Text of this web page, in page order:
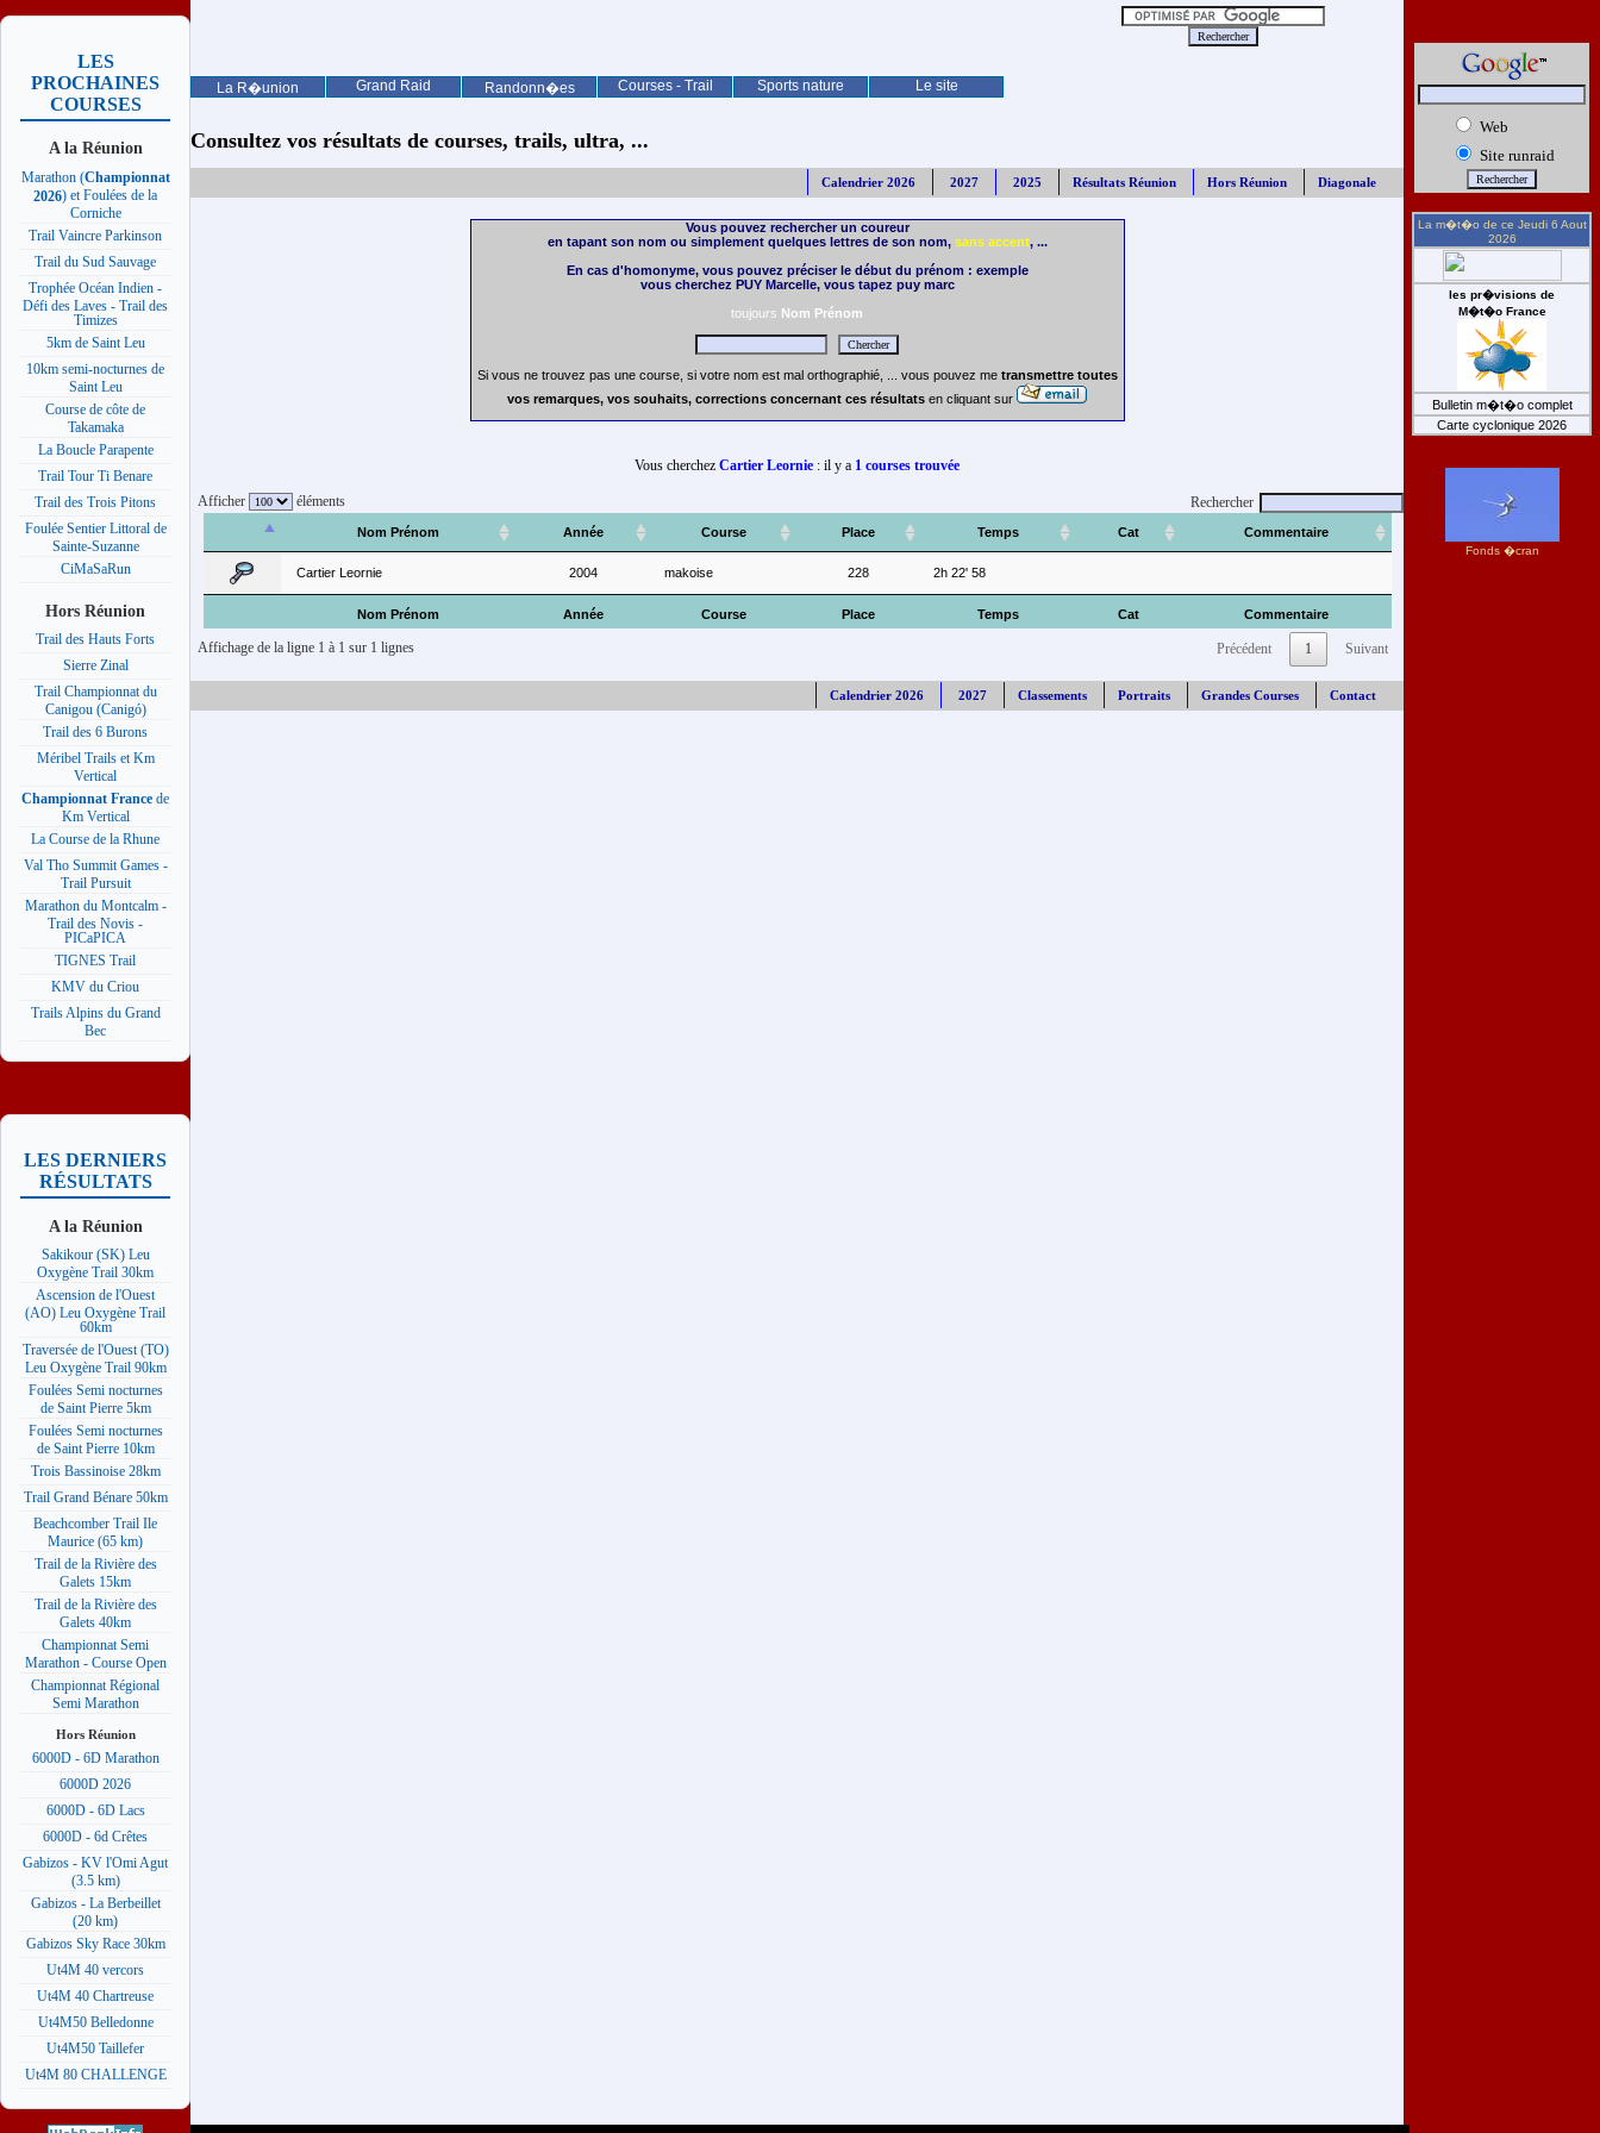
La R�union Grand Raid Randonn�es Courses - Trail Sports nature Le site
LES
PROCHAINES
COURSES
A la Réunion
Marathon (Championnat
2026) et Foulées de la
Corniche
Trail Vaincre Parkinson
Trail du Sud Sauvage
Trophée Océan Indien -
Défi des Laves - Trail des
Timizes
5km de Saint Leu
10km semi-nocturnes de
Saint Leu
Course de côte de
Takamaka
La Boucle Parapente
Trail Tour Ti Benare
Trail des Trois Pitons
Foulée Sentier Littoral de
Sainte-Suzanne
CiMaSaRun
Hors Réunion
Trail des Hauts Forts
Sierre Zinal
Trail Championnat du
Canigou (Canigó)
Trail des 6 Burons
Méribel Trails et Km
Vertical
Championnat France de
Km Vertical
La Course de la Rhune
Val Tho Summit Games -
Trail Pursuit
Marathon du Montcalm -
Trail des Novis -
PICaPICA
TIGNES Trail
KMV du Criou
Trails Alpins du Grand
Bec
LES DERNIERS
RÉSULTATS
A la Réunion
Sakikour (SK) Leu
Oxygène Trail 30km
Ascension de l'Ouest
(AO) Leu Oxygène Trail
60km
Traversée de l'Ouest (TO)
Leu Oxygène Trail 90km
Foulées Semi nocturnes
de Saint Pierre 5km
Foulées Semi nocturnes
de Saint Pierre 10km
Trois Bassinoise 28km
Trail Grand Bénare 50km
Beachcomber Trail Ile
Maurice (65 km)
Trail de la Rivière des
Galets 15km
Trail de la Rivière des
Galets 40km
Championnat Semi
Marathon - Course Open
Championnat Régional
Semi Marathon
Hors Réunion
6000D - 6D Marathon
6000D 2026
6000D - 6D Lacs
6000D - 6d Crêtes
Gabizos - KV l'Omi Agut
(3.5 km)
Gabizos - La Berbeillet
(20 km)
Gabizos Sky Race 30km
Ut4M 40 vercors
Ut4M 40 Chartreuse
Ut4M50 Belledonne
Ut4M50 Taillefer
Ut4M 80 CHALLENGE
Consultez vos résultats de courses, trails, ultra, ...
Calendrier 2026 2027 2025 Résultats Réunion Hors Réunion Diagonale
Vous pouvez rechercher un coureur
en tapant son nom ou simplement quelques lettres de son nom, sans accent, ...
En cas d'homonyme, vous pouvez préciser le début du prénom : exemple
vous cherchez PUY Marcelle, vous tapez puy marc
toujours Nom Prénom
Si vous ne trouvez pas une course, si votre nom est mal orthographié, ... vous pouvez me transmettre toutes
vos remarques, vos souhaits, corrections concernant ces résultats en cliquant sur
Vous cherchez Cartier Leornie : il y a 1 courses trouvée
Afficher éléments Rechercher
Nom Prénom Année Course Place Temps Cat Commentaire
Nom Prénom Année Course Place Temps Cat Commentaire
Cartier Leornie 2004 makoise 228 2h 22' 58
Affichage de la ligne 1 à 1 sur 1 lignes Précédent 1 Suivant
Calendrier 2026 2027 Classements Portraits Grandes Courses Contact
Web
Site runraid
La m�t�o de ce Jeudi 6 Aout
2026
les pr�visions de
M�t�o France
Bulletin m�t�o complet
Carte cyclonique 2026
Fonds �cran